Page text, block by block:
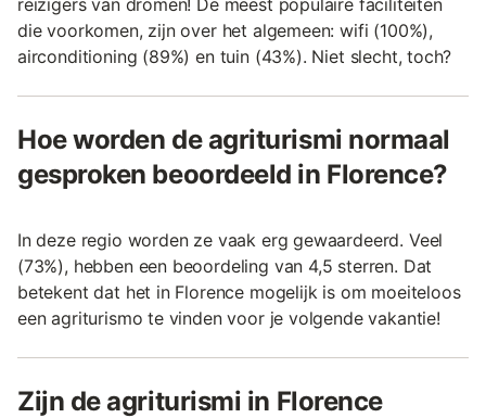
die voorkomen, zijn over het algemeen: wifi (100%),
airconditioning (89%) en tuin (43%). Niet slecht, toch?
Hoe worden de agriturismi normaal
gesproken beoordeeld in Florence?
In deze regio worden ze vaak erg gewaardeerd. Veel
(73%), hebben een beoordeling van 4,5 sterren. Dat
betekent dat het in Florence mogelijk is om moeiteloos
een agriturismo te vinden voor je volgende vakantie!
Zijn de agriturismi in Florence